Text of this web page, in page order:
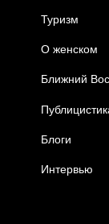
Туризм
О женском
Ближний
Блоги
Интервью